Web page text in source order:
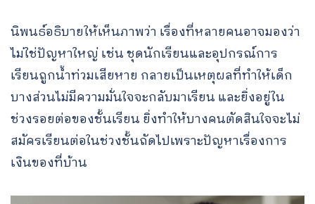
นิพนธ์อธิบายให้เห็นภาพว่า เรื่องที่หลายคนอาจมองว่า
ไม่ใช่ปัญหาใหญ่ เช่น ชุดนักเรียนและอุปกรณ์การ
เรียนถูกน้ำท่วมเสียหาย กลายเป็นเหตุผลที่ทำให้เด็ก
บางส่วนไม่มีความมั่นใจจะกลับมาเรียน และยิ่งอยู่ใน
ช่วงรอยต่อของชั้นเรียน ยิ่งทำให้บางคนตัดสินใจจะไม่
สมัครเรียนต่อในช่วงชั้นถัดไปเพราะปัญหาเรื่องการ
เงินของที่บ้าน